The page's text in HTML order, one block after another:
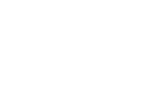
szoftvereket,
amik számos formát ölthet,